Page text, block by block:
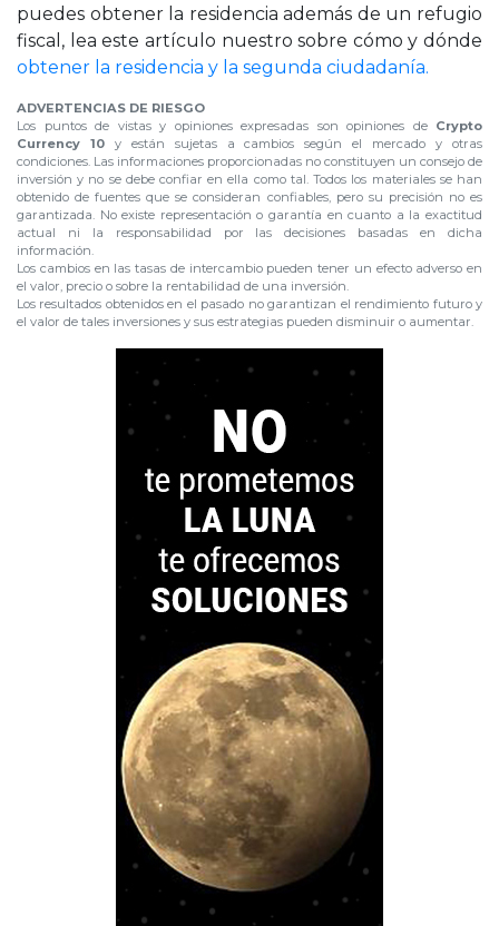
puedes obtener la residencia además de un refugio
fiscal, lea este artículo nuestro sobre cómo y dónde
obtener la residencia y la segunda ciudadanía.
ADVERTENCIAS DE RIESGO
Los puntos de vistas y opiniones expresadas son opiniones de Crypto
Currency 10y están sujetas a cambios según el mercado y otras
condiciones. Las informaciones proporcionadas no constituyen un consejo de
inversión y no se debe confiar en ella como tal. Todos los materiales se han
obtenido de fuentes que se consideran confiables, pero su precisión no es
garantizada. No existe representación o garantía en cuanto a la exactitud
actual ni la responsabilidad por las decisiones basadas en dicha
información.
Los cambios en las tasas de intercambio pueden tener un efecto adverso en
el valor, precio o sobre la rentabilidad de una inversión.
Los resultados obtenidos en el pasado no garantizan el rendimiento futuro y
el valor de tales inversiones y sus estrategias pueden disminuir o aumentar.